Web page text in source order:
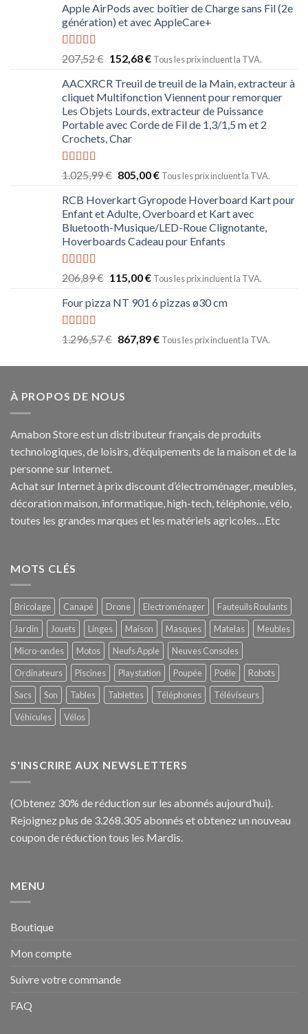
Apple AirPods avec boîtier de Charge sans Fil (2e
génération) et avec AppleCare+
Note5.00
sur 5
207,52€ 152,68€ Tous les prix incluent la TVA.
AACXRCR Treuil de treuil de la Main, extracteur à
cliquet Multifonction Viennent pour remorquer
Les Objets Lourds, extracteur de Puissance
Portable avec Corde de Fil de 1,3/1,5 m et 2
Crochets, Char
Note5.00
1.025,99€ 805,00€ Tous les prix incluent la TVA.
RCB Hoverkart Gyropode Hoverboard Kart pour
Enfant et Adulte, Overboard et Kart avec
Bluetooth-Musique/LED-Roue Clignotante,
Hoverboards Cadeau pour Enfants
Note5.00
sur 5
206,89€ 115,00€ Tous les prix incluent la TVA.
Four pizza NT 901 6 pizzas ø30 cm
Note5.00
1.296,57€ 867,89€ Tous les prix incluent la TVA.
À PROPOS DE NOUS
Amabon Store est un distributeur français de produits
technologiques, de loisirs, d’équipements de la maison et de la
personne sur Internet.
Achat sur Internet à prix discount d’électroménager, meubles,
décoration maison, informatique, high-tech, téléphonie, vélo,
toutes les grandes marques et les matériels agricoles…Etc
MOTS CLÉS
Bricolage Canapé Drone Electroménager
Fauteuils Roulants
Jardin
Jouets Linges Maison Masques Matelas
Meubles
Micro-ondes
Motos Neufs Apple
Neuves Consoles
Ordinateurs
Piscines Playstation Poupée Poêle
Robots
Sacs
Son Tables Tablettes Téléphones
Téléviseurs
Véhicules
Vélos
S'INSCRIRE AUX NEWSLETTERS
(Obtenez 30% de réduction sur les abonnés aujourd’hui).
Rejoignez plus de 3.268.305 abonnés et obtenez un nouveau
coupon de réduction tous les Mardis.
MENU
Boutique
Mon compte
Suivre votre commande
FAQ